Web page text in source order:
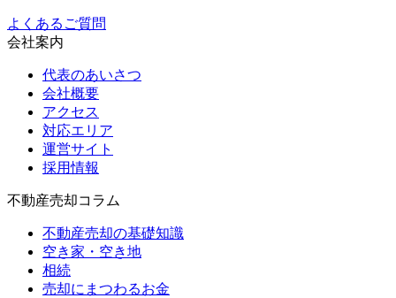
よくあるご質問
会社案内
代表のあいさつ
会社概要
アクセス
対応エリア
運営サイト
採用情報
不動産売却コラム
不動産売却の基礎知識
空き家・空き地
相続
売却にまつわるお金